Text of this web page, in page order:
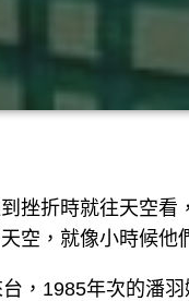
到挫折時就往天空
空，就像小時候
，1985年次的潘